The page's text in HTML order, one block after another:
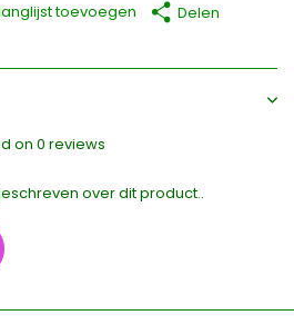
toevoegen Delen
on 0 reviews
over dit product..